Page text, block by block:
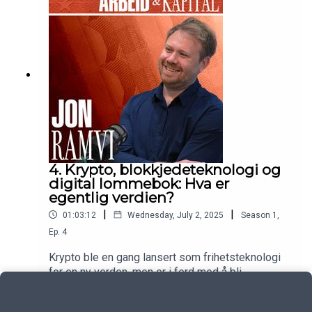
ansatte, leverandører og storsamfunn? Og hva
betyr veksten for framtidens arbeidskraft og
teknologiutvikling?
4. Krypto, blokkjedeteknologi og
digital lommebok: Hva er
egentlig verdien?
01:03:12 | Wednesday, July 2, 2025 | Season 1
Ep. 4
Krypto ble en gang lansert som frihetsteknologi
for en ny verden, men er i ferd med å bli